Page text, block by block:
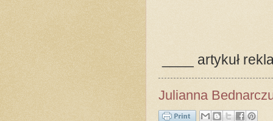
____ artykuł
Julianna